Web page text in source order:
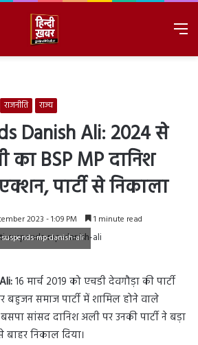
राजनीति राज्य
Danish Ali: 2024 से
का BSP MP दानिश
पार्टी से निकाला
2023 - 1:09 PM 1 minute read
mp-danish-ali
16 मार्च 2019 को एचडी देवगौड़ा की पार्टी
समाज पार्टी में शामिल होने वाले
सांसद दानिश अली पर उनकी पार्टी ने बड़ा
बाहर निकाल दिया।